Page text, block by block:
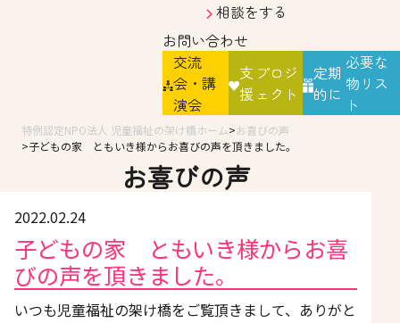
相談をする
お問い合わせ
交流
会・講
演会
支
援
プロジ
ェクト
定期
的に
必要な
物リス
ト
特例認定NPO法人 児童福祉の架け橋ホーム
お喜びの声
子どもの家 ともいき様からお喜びの声を頂きました。
お喜びの声
2022.02.24
子どもの家 ともいき様からお喜
びの声を頂きました。
いつも児童福祉の架け橋をご覧頂きまして、ありがと